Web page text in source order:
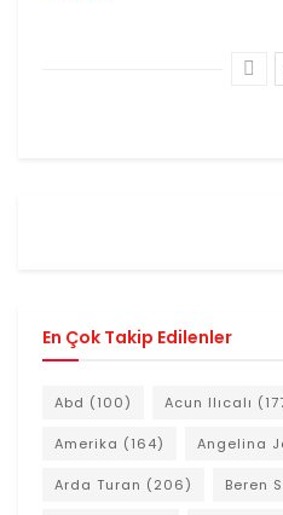
En Çok Takip Edilenler
Abd (100) Acun Ilıcalı
Amerika (164) Angelina
Arda Turan (206) Beren